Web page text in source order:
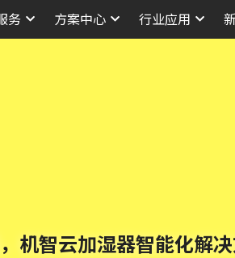
务 方案中心 行业应用
机智云加湿器智能化解